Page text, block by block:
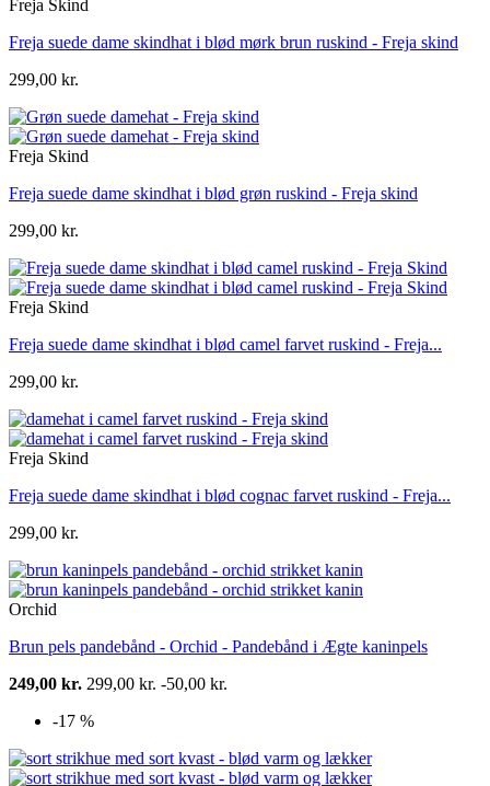
Freja Skind
Freja suede dame skindhat i blød mørk brun ruskind - Freja skind
299,00 kr.
Freja Skind
Freja suede dame skindhat i blød grøn ruskind - Freja skind
299,00 kr.
Freja Skind
Freja suede dame skindhat i blød camel farvet ruskind - Freja...
299,00 kr.
Freja Skind
Freja suede dame skindhat i blød cognac farvet ruskind - Freja...
299,00 kr.
Orchid
Brun pels pandebånd - Orchid - Pandebånd i Ægte kaninpels
249,00 kr. 299,00 kr. -50,00 kr.
-17 %